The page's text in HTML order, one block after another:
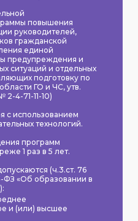
повышения
руководителей,
гражданской
единой
предупреждения и
ситуаций и отдельных
подготовку по
ГО и ЧС, утв.
4-71-11-10)
с использованием
технологий.
программ
1 раз в 5 лет.
(ч.3.ст. 76
ФЗ «Об образовании в
и (или) высшее